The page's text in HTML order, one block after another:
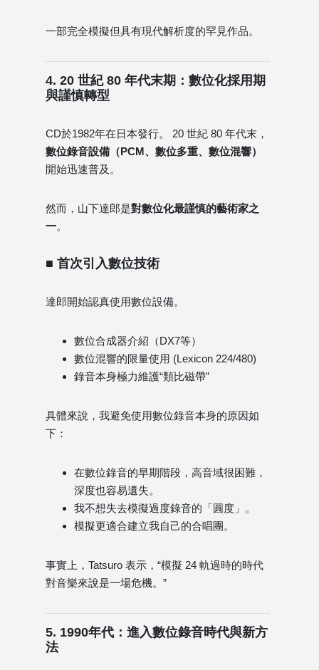
一部完全模擬但具有現代解析度的罕見作品。
4. 20 世紀 80 年代末期：數位化採用期
與謹慎轉型
CD於1982年在日本發行。 20 世紀 80 年代末，
數位錄音設備（PCM、數位多重、數位混響）
開始迅速普及。
然而，山下達郎是對數位化最謹慎的藝術家之
一。
■ 首次引入數位技術
達郎開始認真使用數位設備。
數位合成器介紹（DX7等）
數位混響的限量使用 (Lexicon 224/480)
錄音本身極力維護“類比磁帶”
具體來說，我避免使用數位錄音本身的原因如
下：
在數位錄音的早期階段，高音域很困難，
深度也容易遺失。
我不想失去模擬過度錄音的「圓度」。
模擬更適合建立我自己的合唱團。
事實上，Tatsuro 表示，“模擬 24 軌過時的時代
對音樂來說是一場危機。”
5. 1990年代：進入數位錄音時代與新方
法